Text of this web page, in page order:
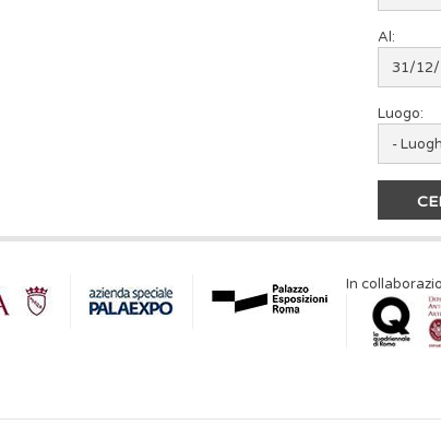
Al:
Luogo:
In